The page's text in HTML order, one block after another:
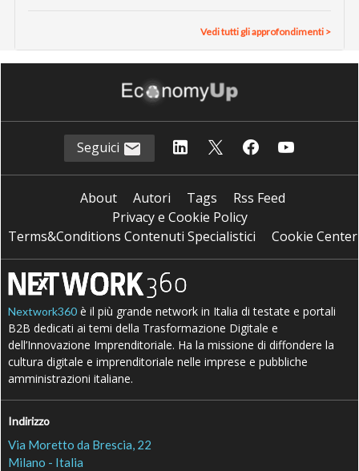
Vedi tutti gli approfondimenti >
Seguici
About Autori Tags
Rss Feed
Privacy e Cookie Policy
Terms&Conditions Contenuti Specialistici
Cookie Center
Nextwork360 è il più grande network in Italia di testate e portali
B2B dedicati ai temi della Trasformazione Digitale e
dell’Innovazione Imprenditoriale. Ha la missione di diffondere la
cultura digitale e imprenditoriale nelle imprese e pubbliche
amministrazioni italiane.
Indirizzo
Via Moretto da Brescia, 22
Milano - Italia